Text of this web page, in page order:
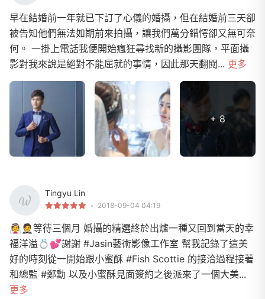
早在結婚前一年就已下訂了心儀的婚攝，但在結婚前三天卻
被告知他們無法如期前來拍攝，讓我們萬分錯愕卻又無可奈
何。 一掛上電話我便開始瘋狂尋找新的攝影團隊，平面攝
影對我來說是絕對不能屈就的事情，因此那天翻閱... 更多
+ 8
Tingyu Lin
2018-09-04 04:19
👰🤵等待三個月 婚攝的精選終於出爐一種又回到當天的幸
福洋溢💍💕謝謝 #Jasin藝術影像工作室 幫我記錄了這美
好的時刻從一開始跟小蜜酥 #Fish Scottie 的接洽過程接著
和總監 #鄭勳 以及小蜜酥見面簽約之後派來了一個大美...
更多